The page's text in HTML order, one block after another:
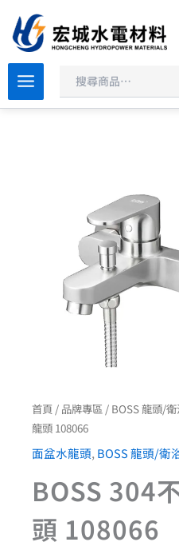
要
容
尋
首頁 / 品牌專區 / BOSS 龍頭/
龍頭 108066
面盆水龍頭, BOSS 龍頭/衛
BOSS 304
頭 108066
始
價
BOSS
304
不